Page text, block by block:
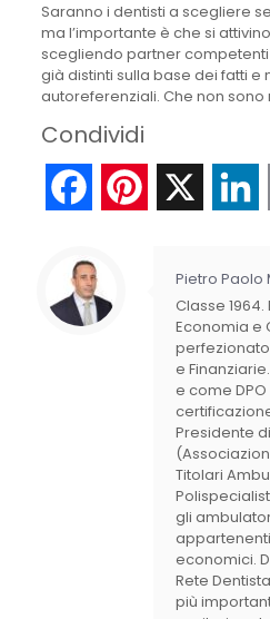
Saranno i dentisti a scegliere
ma l’importante è che si
scegliendo partner
già distinti sulla base dei fatti
autoreferenziali. Che non
Condividi
FacebookPinterest
Pietro Paolo
Classe
Economia e
e
e come
Presidente di
Titolari
gli
economici.
Rete
più